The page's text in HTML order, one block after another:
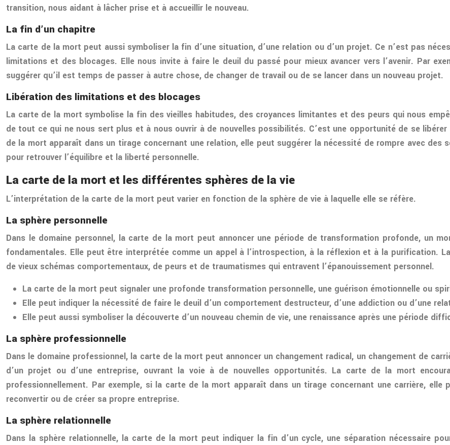
transition, nous aidant à lâcher prise et à accueillir le nouveau.
La fin d’un chapitre
La carte de la mort peut aussi symboliser la fin d’une situation, d’une relation ou d’un projet. Ce n’est pas
limitations et des blocages. Elle nous invite à faire le deuil du passé pour mieux avancer vers l’avenir. Par
suggérer qu’il est temps de passer à autre chose, de changer de travail ou de se lancer dans un nouveau projet.
Libération des limitations et des blocages
La carte de la mort symbolise la fin des vieilles habitudes, des croyances limitantes et des peurs qui nous
de tout ce qui ne nous sert plus et à nous ouvrir à de nouvelles possibilités. C’est une opportunité de se
de la mort apparaît dans un tirage concernant une relation, elle peut suggérer la nécessité de rompre avec des
pour retrouver l’équilibre et la liberté personnelle.
La carte de la mort et les différentes sphères de la vie
L’interprétation de la carte de la mort peut varier en fonction de la sphère de vie à laquelle elle se réfère.
La sphère personnelle
Dans le domaine personnel, la carte de la mort peut annoncer une période de transformation profonde, un
fondamentales. Elle peut être interprétée comme un appel à l’introspection, à la réflexion et à la purification.
de vieux schémas comportementaux, de peurs et de traumatismes qui entravent l’épanouissement personnel.
La carte de la mort peut signaler une profonde transformation personnelle, une guérison émotionnelle ou
Elle peut indiquer la nécessité de faire le deuil d’un comportement destructeur, d’une addiction ou d’une
Elle peut aussi symboliser la découverte d’un nouveau chemin de vie, une renaissance après une période
La sphère professionnelle
Dans le domaine professionnel, la carte de la mort peut annoncer un changement radical, un changement de
d’un projet ou d’une entreprise, ouvrant la voie à de nouvelles opportunités. La carte de la mort
professionnellement. Par exemple, si la carte de la mort apparaît dans un tirage concernant une carrière, elle
reconvertir ou de créer sa propre entreprise.
La sphère relationnelle
Dans la sphère relationnelle, la carte de la mort peut indiquer la fin d’un cycle, une séparation nécessaire